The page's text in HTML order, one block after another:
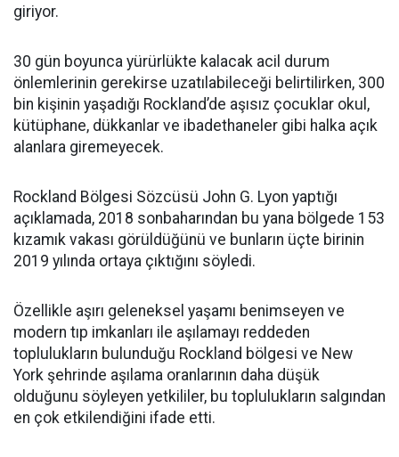
giriyor.
30 gün boyunca yürürlükte kalacak acil durum
önlemlerinin gerekirse uzatılabileceği belirtilirken, 300
bin kişinin yaşadığı Rockland’de aşısız çocuklar okul,
kütüphane, dükkanlar ve ibadethaneler gibi halka açık
alanlara giremeyecek.
Rockland Bölgesi Sözcüsü John G. Lyon yaptığı
açıklamada, 2018 sonbaharından bu yana bölgede 153
kızamık vakası görüldüğünü ve bunların üçte birinin
2019 yılında ortaya çıktığını söyledi.
Özellikle aşırı geleneksel yaşamı benimseyen ve
modern tıp imkanları ile aşılamayı reddeden
toplulukların bulunduğu Rockland bölgesi ve New
York şehrinde aşılama oranlarının daha düşük
olduğunu söyleyen yetkililer, bu toplulukların salgından
en çok etkilendiğini ifade etti.